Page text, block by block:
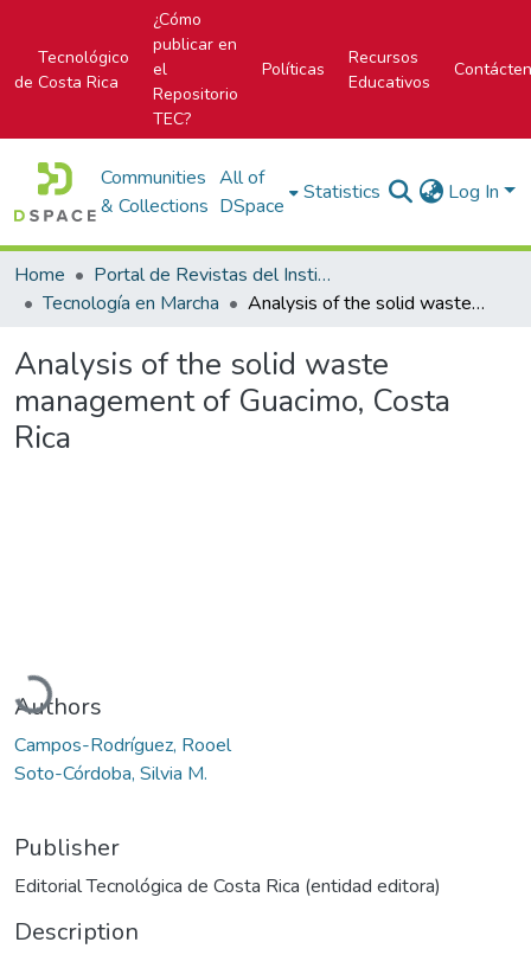
Tecnológico
de Costa Rica
¿Cómo
publicar en
el
Repositorio
TEC?
Políticas
Recursos
Educativos
Communities
& Collections
All of
DSpace
Statistics Log In
Home
Portal de Revistas del Instituto Tecnológico de Costa Rica
Tecnología en Marcha
Analysis of the solid waste management of Guacimo, Costa Rica
Analysis of the solid waste
management of Guacimo, Costa
Rica
Loading...
Authors
Campos-Rodríguez, Rooel
Soto-Córdoba, Silvia M.
Publisher
Editorial Tecnológica de Costa Rica (entidad editora)
Description